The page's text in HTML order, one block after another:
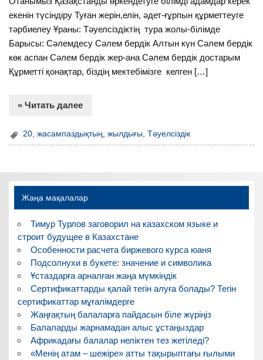
екенін түсіндіру Туған жерін,елін, әдет-ғұрпын құрметтеуге
тәрбиелеу Ұраны: Тәуелсіздіктің тура жолы-білімде
Барысы: Сәлемдесу Сәлем бердік Алтын күн Сәлем бердік
көк аспан Сәлем бердік жер-ана Сәлем бердік достарым
Құрметті қонақтар, біздің мектебімізге келген […]
» Читать далее
20,жасампаздықтың,жылдығы,Тәуелсіздік
Жаңа мақалалар
Тимур Турлов заговорил на казахском языке и
строит будущее в Казахстане
Особенности расчета биржевого курса юаня
Подсолнухи в букете: значение и символика
Ұстаздарға арналған жаңа мүмкіндік
Сертификаттарды қалай тегін алуға болады? Тегін
сертификаттар мұғалімдерге
Жаңғақтың балаларға пайдасын біле жүріңіз
Балаларды жарнамадан алыс ұстаңыздар
Африкадағы балалар неліктен тез жетіледі?
«Менің атам – шежіре» атты тақырыптағы ғылыми